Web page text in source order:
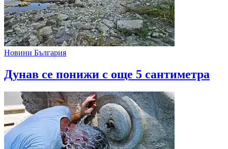
Новини България
Дунав се понижи с още 5 сантиметра